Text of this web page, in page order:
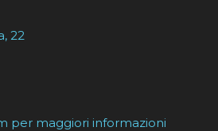
22
per maggiori informazioni